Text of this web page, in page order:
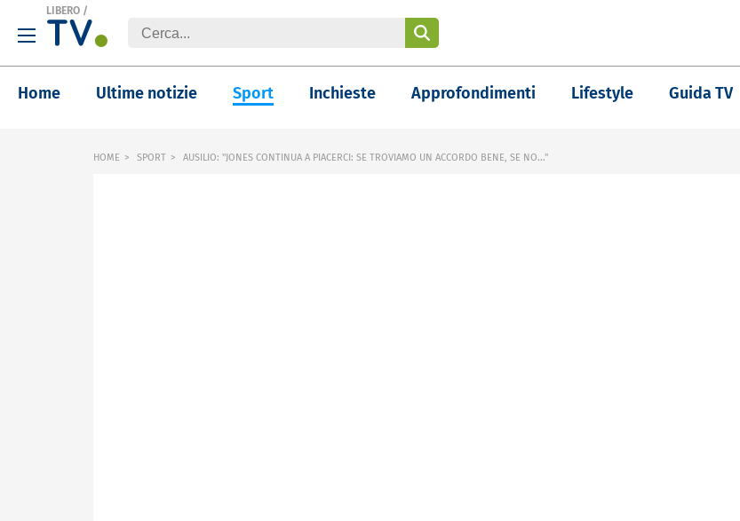
LIBERO /
Home Ultime notizie Sport Inchieste Approfondimenti Lifestyle Guida TV
HOME SPORT AUSILIO: "JONES CONTINUA A PIACERCI: SE TROVIAMO UN ACCORDO BENE, SE NO..."